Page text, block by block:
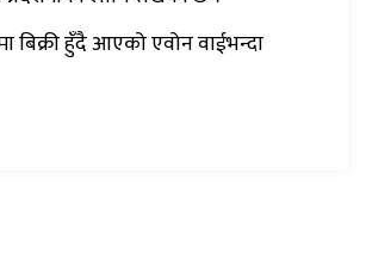
बिक्री हुँदै आएको एवोन वाईभन्दा